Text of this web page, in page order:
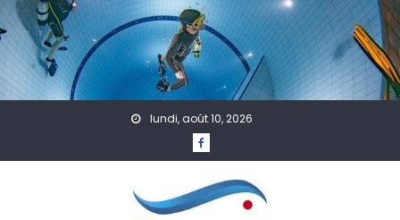
Skip to content
lundi, août 10, 2026